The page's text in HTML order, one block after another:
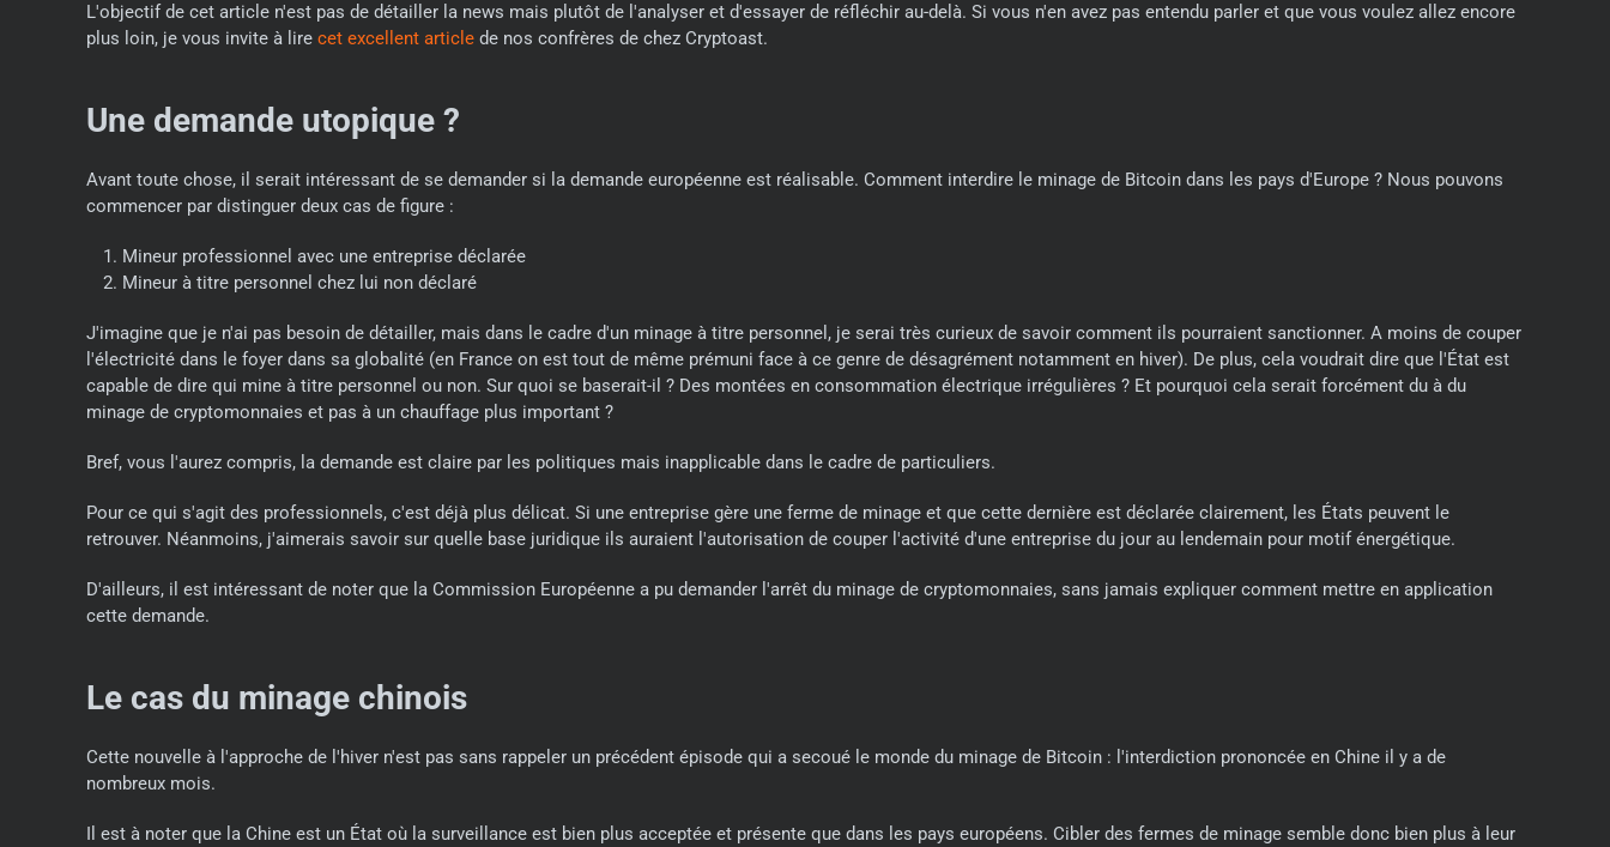
L'objectif de cet article n'est pas de détailler la news mais plutôt de l'analyser et d'essayer de réfléchir au-delà. Si vous n'en avez pas entendu parler et que vous voulez allez encore
plus loin, je vous invite à lire cet excellent article de nos confrères de chez Cryptoast.
Une demande utopique ?
Avant toute chose, il serait intéressant de se demander si la demande européenne est réalisable. Comment interdire le minage de Bitcoin dans les pays d'Europe ? Nous pouvons
commencer par distinguer deux cas de figure :
Mineur professionnel avec une entreprise déclarée
Mineur à titre personnel chez lui non déclaré
J'imagine que je n'ai pas besoin de détailler, mais dans le cadre d'un minage à titre personnel, je serai très curieux de savoir comment ils pourraient sanctionner. A moins de couper
l'électricité dans le foyer dans sa globalité (en France on est tout de même prémuni face à ce genre de désagrément notamment en hiver). De plus, cela voudrait dire que l'État est
capable de dire qui mine à titre personnel ou non. Sur quoi se baserait-il ? Des montées en consommation électrique irrégulières ? Et pourquoi cela serait forcément du à du
minage de cryptomonnaies et pas à un chauffage plus important ?
Bref, vous l'aurez compris, la demande est claire par les politiques mais inapplicable dans le cadre de particuliers.
Pour ce qui s'agit des professionnels, c'est déjà plus délicat. Si une entreprise gère une ferme de minage et que cette dernière est déclarée clairement, les États peuvent le
retrouver. Néanmoins, j'aimerais savoir sur quelle base juridique ils auraient l'autorisation de couper l'activité d'une entreprise du jour au lendemain pour motif énergétique.
D'ailleurs, il est intéressant de noter que la Commission Européenne a pu demander l'arrêt du minage de cryptomonnaies, sans jamais expliquer comment mettre en application
cette demande.
Le cas du minage chinois
Cette nouvelle à l'approche de l'hiver n'est pas sans rappeler un précédent épisode qui a secoué le monde du minage de Bitcoin : l'interdiction prononcée en Chine il y a de
nombreux mois.
Il est à noter que la Chine est un État où la surveillance est bien plus acceptée et présente que dans les pays européens. Cibler des fermes de minage semble donc bien plus à leur